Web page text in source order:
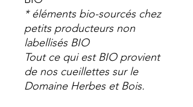
* éléments bio-sourcés chez
petits producteurs non
labellisés BIO
Tout ce qui est BIO provient
de nos cueillettes sur le
Domaine Herbes et Bois.